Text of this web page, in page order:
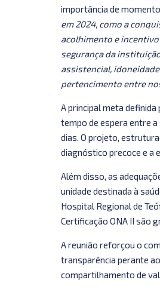
importância de
em 2024, como a
acolhimento e
segurança da
assistencial,
pertencimento entre
A principal meta definida
tempo de espera entre a
dias. O projeto,
diagnóstico precoce e a
Além disso, as
unidade destinada à
Hospital Regional de
Certificação ONA II são
A reunião reforçou o
transparência perante
compartilhamento de